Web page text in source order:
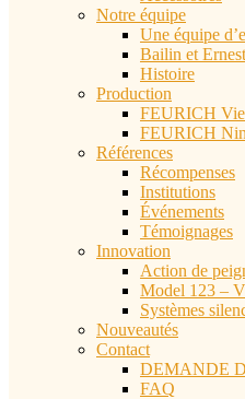
Notre équipe
Une équipe
Bailin et
Histoire
Production
FEURICH
FEURICH
Références
Récompenses
Institutions
Événements
Témoignages
Innovation
Action de
Model 123 –
Systèmes
Nouveautés
Contact
DEMANDE
FAQ